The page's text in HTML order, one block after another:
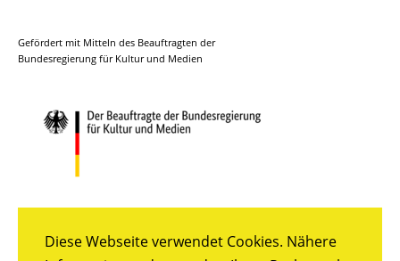
Diese Webseite verwendet Cookies. Nähere
Gefördert mit Mitteln des Beauftragten der
Bundesregierung für Kultur und Medien